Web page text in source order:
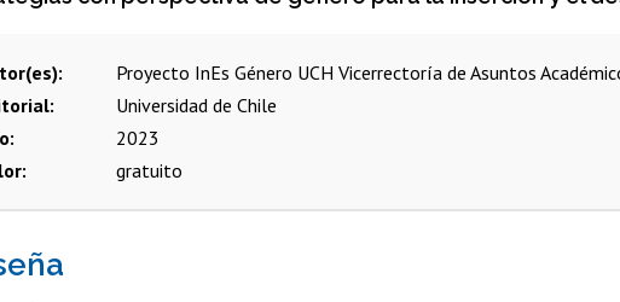
Proyecto InEs Género UCH Vicerrectoría de Asuntos
Universidad de Chile
2023
gratuito